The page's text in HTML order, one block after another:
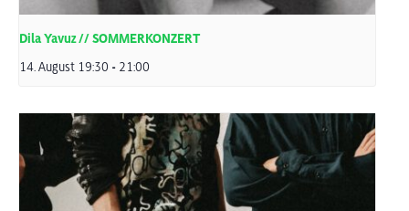
Dila Yavuz // SOMMERKONZERT
14. August 19:30 - 21:00